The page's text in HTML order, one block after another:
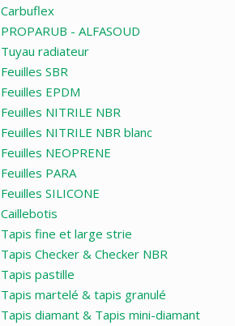
Carbuflex
PROPARUB - ALFASOUD
Tuyau radiateur
Feuilles SBR
Feuilles EPDM
Feuilles NITRILE NBR
Feuilles NITRILE NBR blanc
Feuilles NEOPRENE
Feuilles PARA
Feuilles SILICONE
Caillebotis
Tapis fine et large strie
Tapis Checker & Checker NBR
Tapis pastille
Tapis martelé & tapis granulé
Tapis diamant & Tapis mini-diamant